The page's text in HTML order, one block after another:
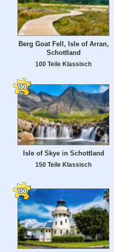
Berg Goat Fell, Isle of Arran,
Schottland
100 Teile Klassisch
Isle of Skye in Schottland
150 Teile Klassisch